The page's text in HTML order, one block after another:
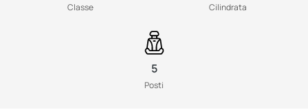
Classe Cilindrata
5
Posti